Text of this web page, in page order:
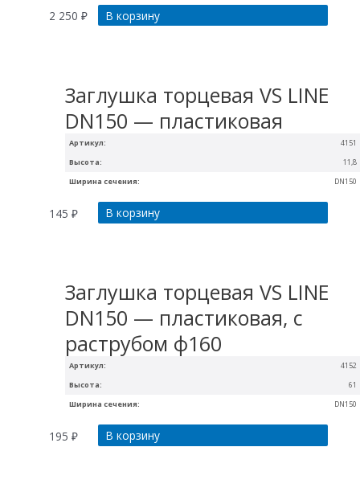
2 250₽ В корзину
Артикул: 4151
Ширина сечения: DN150
Высота: 11,8
Заглушка торцевая VS LINE
DN150 — пластиковая
145₽ В корзину
Артикул: 4152
Ширина сечения: DN150
Высота: 61
Заглушка торцевая VS LINE
DN150 — пластиковая, с
раструбом ф160
195₽ В корзину